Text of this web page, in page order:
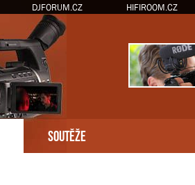
DJFORUM.CZ HIFIROOM.CZ
SOUTĚŽE